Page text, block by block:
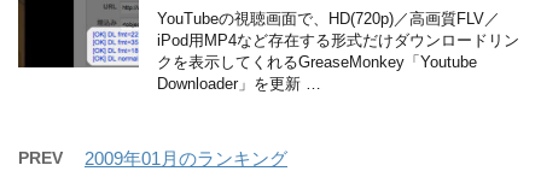
YouTubeの視聴画面で、HD(720p)／高画質FLV／
iPod用MP4など存在する形式だけダウンロードリン
クを表示してくれるGreaseMonkey「Youtube
Downloader」を更新 …
PREV 2009年01月のランキング